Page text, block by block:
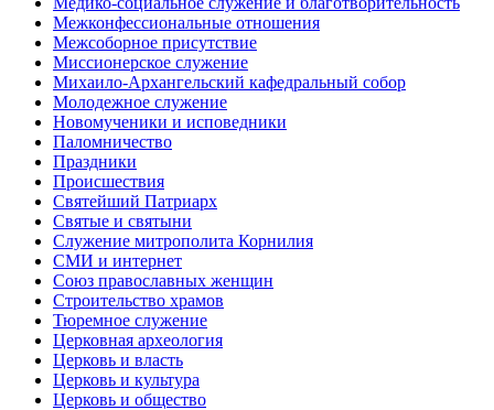
Межконфессиональные отношения
Межсоборное присутствие
Миссионерское служение
Михаило-Архангельский кафедральный собор
Молодежное служение
Новомученики и исповедники
Паломничество
Праздники
Происшествия
Святейший Патриарх
Святые и святыни
Служение митрополита Корнилия
СМИ и интернет
Союз православных женщин
Строительство храмов
Тюремное служение
Церковная археология
Церковь и власть
Церковь и культура
Церковь и общество